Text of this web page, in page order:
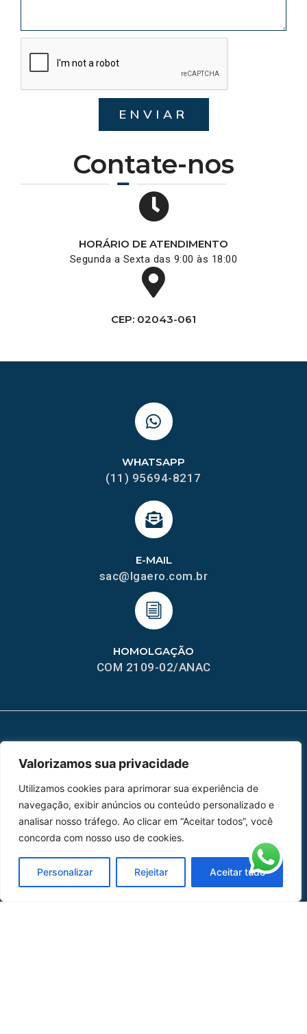
Valorizamos sua privacidade
Utilizamos cookies para aprimorar sua experiência de
navegação, exibir anúncios ou conteúdo personalizado e
analisar nosso tráfego. Ao clicar em “Aceitar todos”, você
concorda com nosso uso de cookies.
Personalizar Rejeitar Aceitar tudo
Contate-nos
HORÁRIO DE ATENDIMENTO
Segunda a Sexta das 9:00 às 18:00
CEP: 02043-061
ENVIAR
HOMOLGAÇÃO
COM 2109-02/ANAC
E-MAIL
sac@lgaero.com.br
WHATSAPP
(11) 95694-8217
Peças
Catálogo de Aplicações
Oficina de Mangueiras